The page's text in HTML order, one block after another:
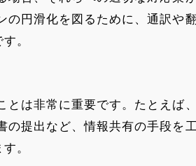
の円滑化を図るために、通訳や
。
とは非常に重要です。たとえば
の提出など、情報共有の手段を
。